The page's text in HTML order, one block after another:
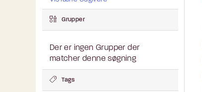
Grupper
Der er ingen Grupper der
matcher denne søgning
Tags